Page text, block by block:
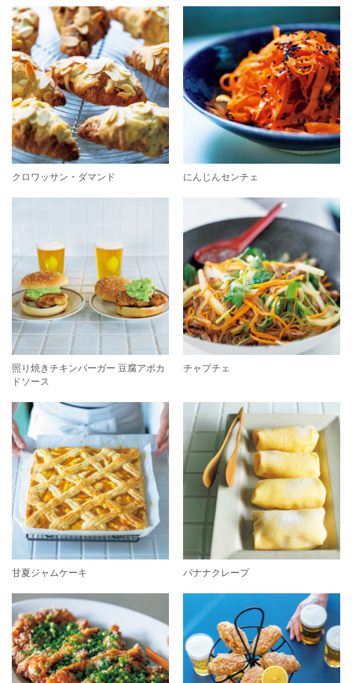
クロワッサン・ダマンド にんじんセンチェ
照り焼きチキンバーガー 豆腐アボカ
ドソース
チャプチェ
甘夏ジャムケーキ バナナクレープ